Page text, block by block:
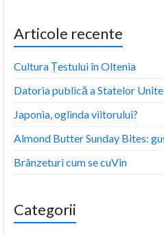
Articole recente
Cultura Țestului în Oltenia
Datoria publică a Statelor Unite
Japonia, oglinda viitorului?
Almond Butter Sunday Bites:
Brânzeturi cum se cuVin
Categorii